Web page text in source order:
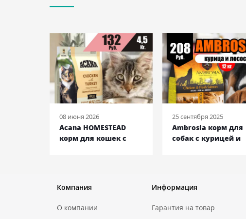
08 июня 2026
Acana HOMESTEAD
корм для кошек с
25 сентября 2025
Ambrosia корм для
собак с курицей и
Компания
О компании
Информация
Гарантия на товар